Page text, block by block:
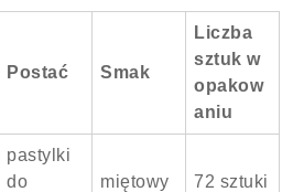
Postać Smak
Liczba
sztuk w
opakow
aniu
pastylki
do
miętowy 72 sztuki